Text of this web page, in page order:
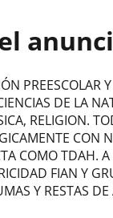
PREESCOLAR
DE LA
RELIGION.
CON
COMO TDAH. A
FIAN Y
Y RESTAS